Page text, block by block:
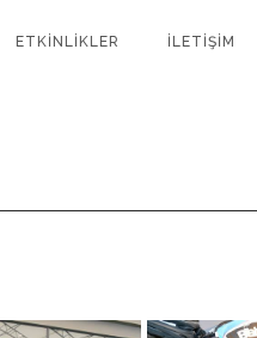
ETKİNLİKLER İLETİŞİM